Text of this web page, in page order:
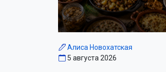
Алиса Новохатская
5 августа 2026